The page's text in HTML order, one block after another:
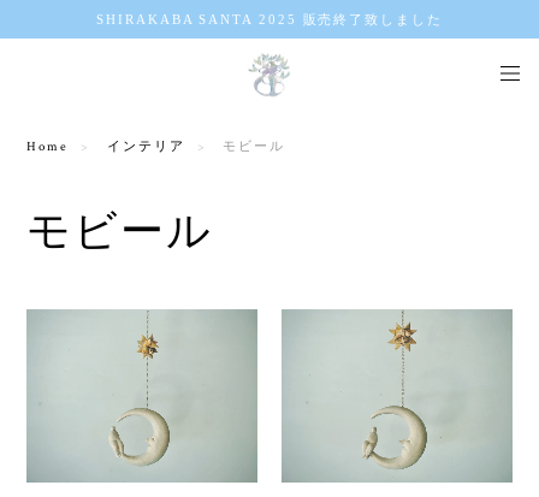
SHIRAKABA SANTA 2025 販売終了致しました
Home インテリア モビール
モビール